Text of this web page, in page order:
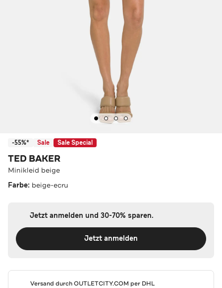
-55%* Sale Sale Special
TED BAKER
Minikleid beige
Farbe: beige-ecru
Jetzt anmelden und 30-70% sparen.
Jetzt anmelden
Versand durchOUTLETCITY.COM per DHL